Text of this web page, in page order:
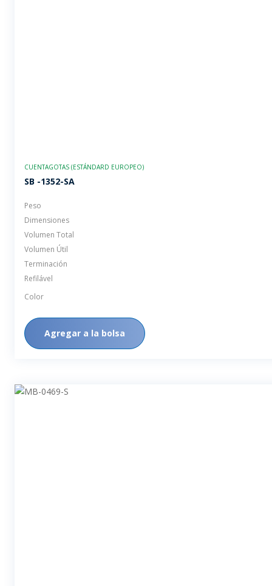
CUENTAGOTAS (ESTÁNDARD EUROPEO)
SB -1352-SA
Peso
Dimensiones
Volumen Total
Volumen Útil
Terminación
Refilável
Color
Agregar a la bolsa